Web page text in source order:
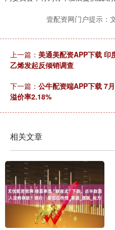
壹配资网门户提示：
上一篇： 美通美配资APP下载 印
乙烯发起反倾销调查
下一篇： 公牛配资端APP下载 7
溢价率2.18%
相关文章